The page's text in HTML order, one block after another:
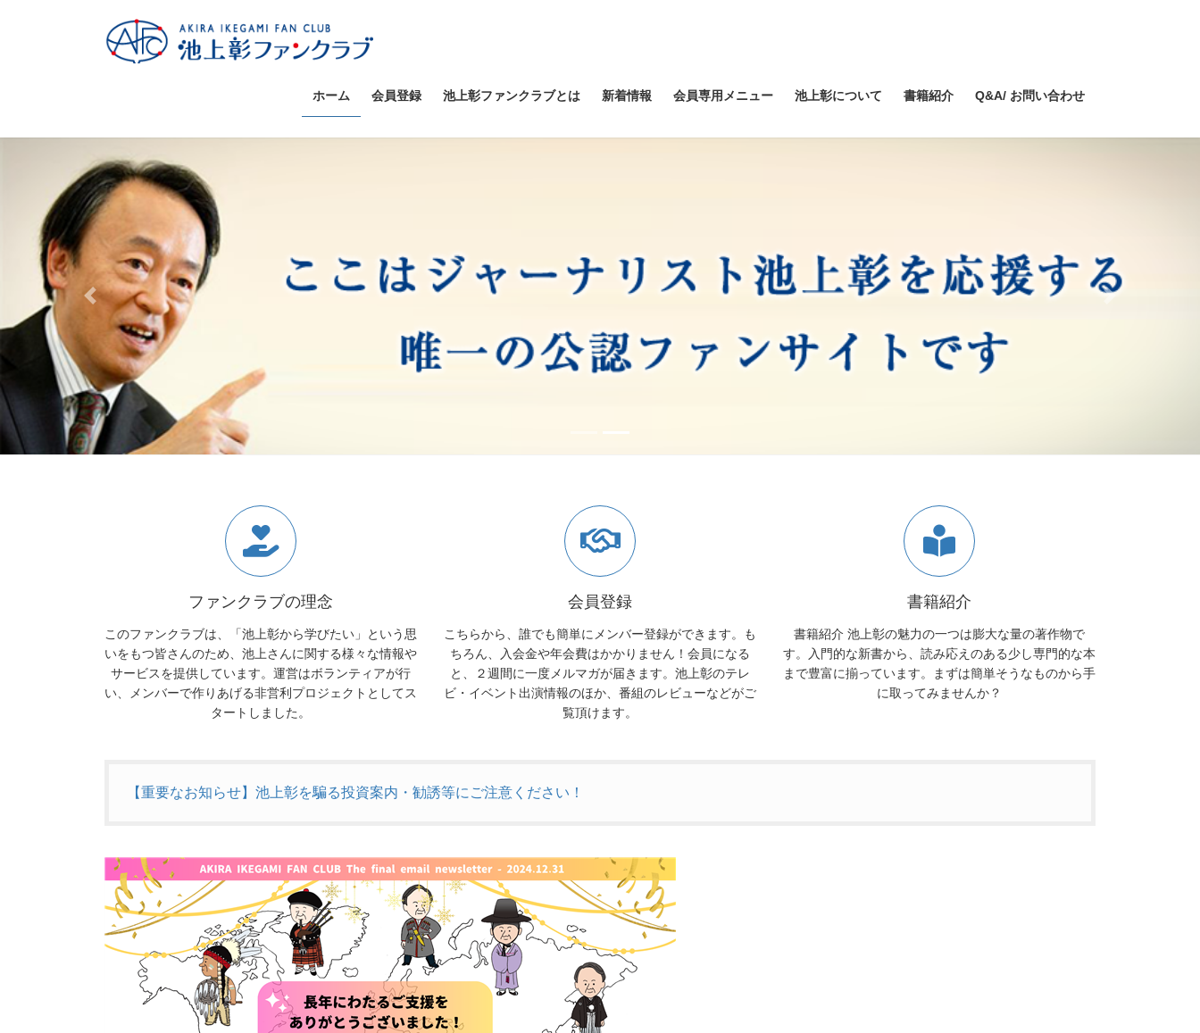
ス
ン
ホーム 会員登録 池上彰ファンクラブとは 新着情報 会員専用メニュー 池上彰について 書籍紹介 Q&A/ お問い合わせ
Previous
ファンクラブの理念
このファンクラブは、「池上彰から学びたい」という思
いをもつ皆さんのため、池上さんに関する様々な情報や
サービスを提供しています。運営はボランティアが行
い、メンバーで作りあげる非営利プロジェクトとしてス
タートしました。
会員登録
こちらから、誰でも簡単にメンバー登録ができます。も
ちろん、入会金や年会費はかかりません！会員になる
と、２週間に一度メルマガが届きます。池上彰のテレ
ビ・イベント出演情報のほか、番組のレビューなどがご
覧頂けます。
書籍紹介
書籍紹介 池上彰の魅力の一つは膨大な量の著作物で
す。入門的な新書から、読み応えのある少し専門的な本
まで豊富に揃っています。まずは簡単そうなものから手
に取ってみませんか？
【重要なお知らせ】池上彰を騙る投資案内・勧誘等にご注意ください！